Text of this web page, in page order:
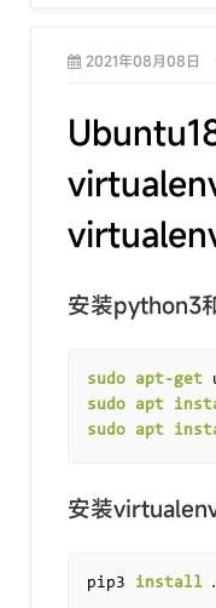
2021年08月08日
安装python3
sudo apt-get
sudo
apt
sudo
apt
安装
pip3 install